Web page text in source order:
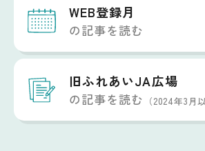
WEB登録月
の記事を読む
旧ふれあいJA広場
の記事を読む （2024年3月